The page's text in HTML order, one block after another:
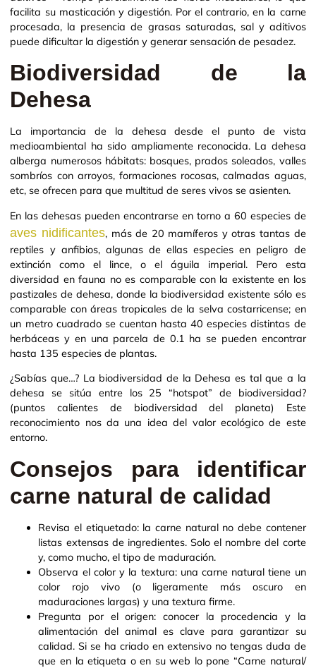
facilita su masticación y digestión. Por el contrario, en la carne
procesada, la presencia de grasas saturadas, sal y aditivos
puede dificultar la digestión y generar sensación de pesadez.
Biodiversidad de la
Dehesa
La importancia de la dehesa desde el punto de vista
medioambiental ha sido ampliamente reconocida. La dehesa
alberga numerosos hábitats: bosques, prados soleados, valles
sombríos con arroyos, formaciones rocosas, calmadas aguas,
etc, se ofrecen para que multitud de seres vivos se asienten.
En las dehesas pueden encontrarse en torno a 60 especies de
aves nidificantes, más de 20 mamíferos y otras tantas de
reptiles y anfibios, algunas de ellas especies en peligro de
extinción como el lince, o el águila imperial. Pero esta
diversidad en fauna no es comparable con la existente en los
pastizales de dehesa, donde la biodiversidad existente sólo es
comparable con áreas tropicales de la selva costarricense; en
un metro cuadrado se cuentan hasta 40 especies distintas de
herbáceas y en una parcela de 0.1 ha se pueden encontrar
hasta 135 especies de plantas.
¿Sabías que…? La biodiversidad de la Dehesa es tal que a la
dehesa se sitúa entre los 25 “hotspot” de biodiversidad?
(puntos calientes de biodiversidad del planeta) Este
reconocimiento nos da una idea del valor ecológico de este
entorno.
Consejos para identificar
carne natural de calidad
Revisa el etiquetado: la carne natural no debe contener
listas extensas de ingredientes. Solo el nombre del corte
y, como mucho, el tipo de maduración.
Observa el color y la textura: una carne natural tiene un
color rojo vivo (o ligeramente más oscuro en
maduraciones largas) y una textura firme.
Pregunta por el origen: conocer la procedencia y la
alimentación del animal es clave para garantizar su
calidad. Si se ha criado en extensivo no tengas duda de
que en la etiqueta o en su web lo pone “Carne natural/